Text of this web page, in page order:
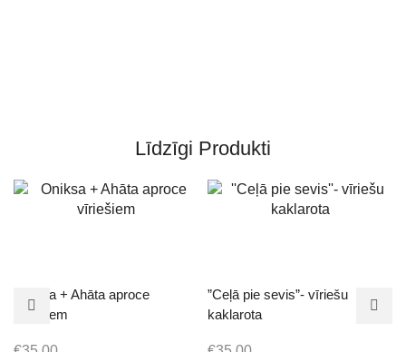
Līdzīgi Produkti
Oniksa + Ahāta aproce
vīriešiem
”Ceļā pie sevis”- vīriešu
kaklarota